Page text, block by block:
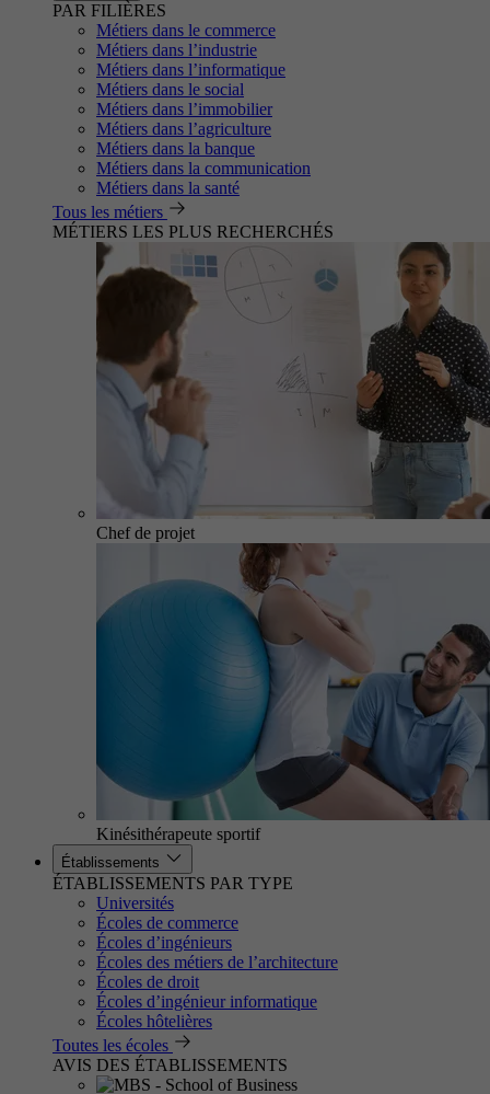
PAR FILIÈRES
Métiers dans le commerce
Métiers dans l’industrie
Métiers dans l’informatique
Métiers dans le social
Métiers dans l’immobilier
Métiers dans l’agriculture
Métiers dans la banque
Métiers dans la communication
Métiers dans la santé
Tous les métiers
MÉTIERS LES PLUS RECHERCHÉS
Chef de projet
Kinésithérapeute sportif
Établissements
ÉTABLISSEMENTS PAR TYPE
Universités
Écoles de commerce
Écoles d’ingénieurs
Écoles des métiers de l’architecture
Écoles de droit
Écoles d’ingénieur informatique
Écoles hôtelières
Toutes les écoles
AVIS DES ÉTABLISSEMENTS